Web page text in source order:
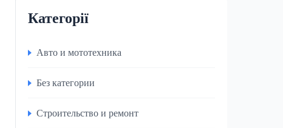
Категорії
Авто и мототехника
Без категории
Строительство и ремонт